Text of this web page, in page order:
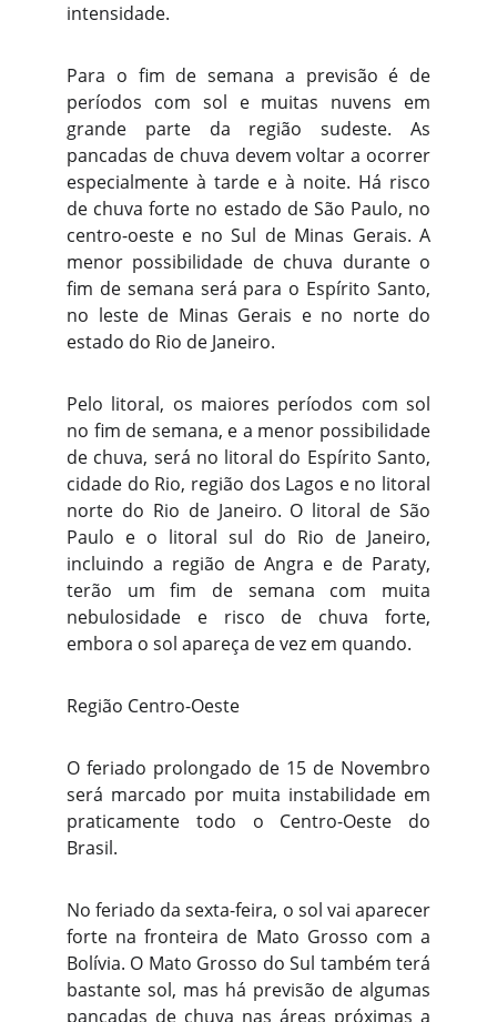
intensidade.
Para o fim de semana a previsão é de
períodos com sol e muitas nuvens em
grande parte da região sudeste. As
pancadas de chuva devem voltar a ocorrer
especialmente à tarde e à noite. Há risco
de chuva forte no estado de São Paulo, no
centro-oeste e no Sul de Minas Gerais. A
menor possibilidade de chuva durante o
fim de semana será para o Espírito Santo,
no leste de Minas Gerais e no norte do
estado do Rio de Janeiro.
Pelo litoral, os maiores períodos com sol
no fim de semana, e a menor possibilidade
de chuva, será no litoral do Espírito Santo,
cidade do Rio, região dos Lagos e no litoral
norte do Rio de Janeiro. O litoral de São
Paulo e o litoral sul do Rio de Janeiro,
incluindo a região de Angra e de Paraty,
terão um fim de semana com muita
nebulosidade e risco de chuva forte,
embora o sol apareça de vez em quando.
Região Centro-Oeste
O feriado prolongado de 15 de Novembro
será marcado por muita instabilidade em
praticamente todo o Centro-Oeste do
Brasil.
No feriado da sexta-feira, o sol vai aparecer
forte na fronteira de Mato Grosso com a
Bolívia. O Mato Grosso do Sul também terá
bastante sol, mas há previsão de algumas
pancadas de chuva nas áreas próximas a